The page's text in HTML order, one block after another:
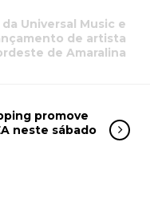
Universal Music e
de artista
de Amaralina
promove
neste sábado